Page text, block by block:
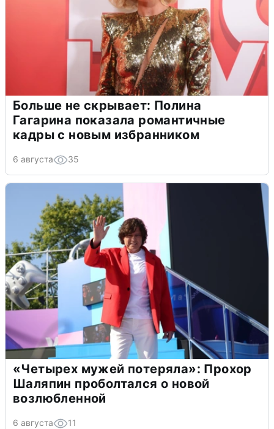
Больше не скрывает: Полина
Гагарина показала романтичные
кадры с новым избранником
6 августа 35
«Четырех мужей потеряла»: Прохор
Шаляпин проболтался о новой
возлюбленной
6 августа 11